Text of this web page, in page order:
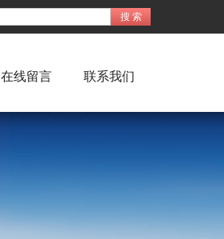
在线留言 联系我们